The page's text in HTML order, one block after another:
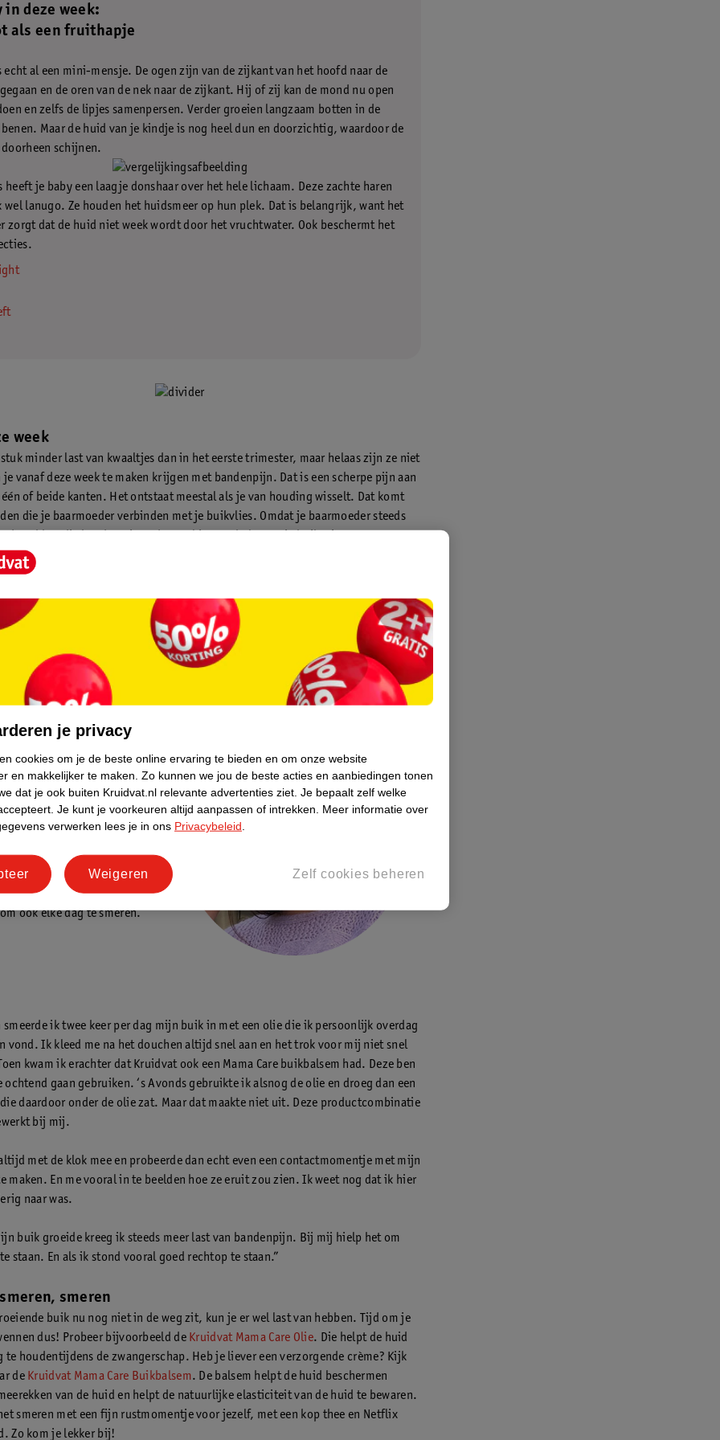
in deze week:
als een fruithapje
echt al een mini-mensje. De ogen zijn van de zijkant van het hoofd naar de
en de oren van de nek naar de zijkant. Hij of zij kan de mond nu open
en zelfs de lipjes samenpersen. Verder groeien langzaam botten in de
Maar de huid van je kindje is nog heel dun en doorzichtig, waardoor de
doorheen schijnen.
heeft je baby een laagje donshaar over het hele lichaam. Deze zachte haren
wel lanugo. Ze houden het huidsmeer op hun plek. Dat is belangrijk, want het
zorgt dat de huid niet week wordt door het vruchtwater. Ook beschermt het
week
minder last van kwaaltjes dan in het eerste trimester, maar helaas zijn ze niet
je vanaf deze week te maken krijgen met bandenpijn. Dat is een scherpe pijn aan
of beide kanten. Het ontstaat meestal als je van houding wisselt. Dat komt
die je baarmoeder verbinden met je buikvlies. Omdat je baarmoeder steeds
andere manier om de bandenpijn te verzachten, is door een speciaal
te dragen.
partner
en heb je ook geen geregistreerd partnerschap? Dan moet je bij het
je kindje erkennen. Dan ligt officieel vast dat jij de vader bent. Plan nu alvast
zodat dat geregeld is. Tijdens de afspraak geef je ook aan welke achternaam je
hier dus van tevoren over na.
vertelt –@debbiedhillon
één van een tweeling. Mijn
tijdens de zwangerschap van
mij een enorme buik, maar heeft
aan overgehouden. Had zij
het in de genen of kwam het
haar buik elke dag had
Ik heb geen idee. Maar een
wel, ik kon het op zijn minst
ook elke dag te smeren.
ik twee keer per dag mijn buik in met een olie die ik persoonlijk overdag
vond. Ik kleed me na het douchen altijd snel aan en het trok voor mij niet snel
kwam ik erachter dat Kruidvat ook een Mama Care buikbalsem had. Deze ben
ochtend gaan gebruiken. ‘s Avonds gebruikte ik alsnog de olie en droeg dan een
daardoor onder de olie zat. Maar dat maakte niet uit. Deze productcombinatie
bij mij.
met de klok mee en probeerde dan echt even een contactmomentje met mijn
maken. En me vooral in te beelden hoe ze eruit zou zien. Ik weet nog dat ik hier
naar was.
buik groeide kreeg ik steeds meer last van bandenpijn. Bij mij hielp het om
staan. En als ik stond vooral goed rechtop te staan.”
smeren
buik nu nog niet in de weg zit, kun je er wel last van hebben. Tijd om je
dus! Probeer bijvoorbeeld de Kruidvat Mama Care Olie. Die helpt de huid
te houdentijdens de zwangerschap. Heb je liever een verzorgende crème? Kijk
de Kruidvat Mama Care Buikbalsem. De balsem helpt de huid beschermen
van de huid en helpt de natuurlijke elasticiteit van de huid te bewaren.
smeren met een fijn rustmomentje voor jezelf, met een kop thee en Netflix
Zo kom je lekker bij!
je privacy
cookies om je de beste online ervaring te bieden en om onze website
en makkelijker te maken. Zo kunnen we jou de beste acties en aanbiedingen tonen
dat je ook buiten Kruidvat.nl relevante advertenties ziet. Je bepaalt zelf welke
Je kunt je voorkeuren altijd aanpassen of intrekken.
Meer informatie over
verwerken lees je in ons Privacybeleid
Zelf cookies beheren
Weigeren